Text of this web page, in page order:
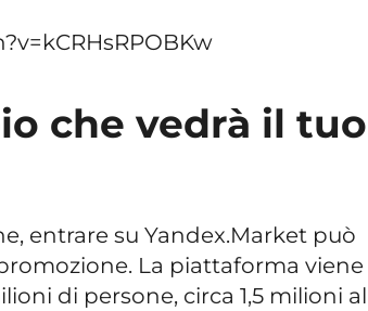
che vedrà il tuo
entrare su Yandex.Market può
La piattaforma viene
di persone, circa 1,5 milioni al